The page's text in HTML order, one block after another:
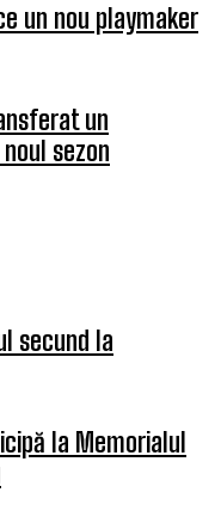
un nou playmaker
un
sezon
secund la
la Memorialul